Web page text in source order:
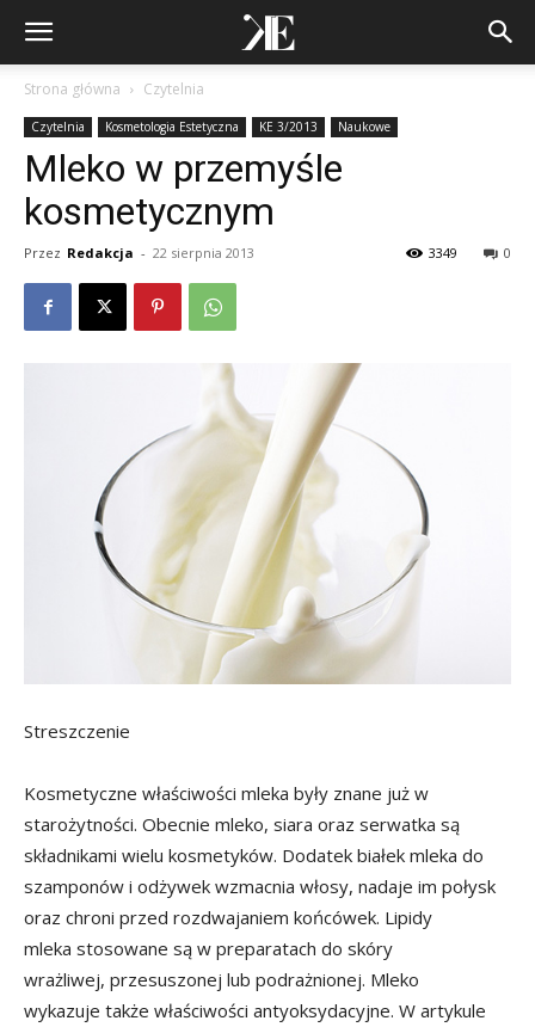
Strona główna Czytelnia
Czytelnia Kosmetologia Estetyczna KE 3/2013 Naukowe
Mleko w przemyśle
kosmetycznym
Przez Redakcja - 22 sierpnia 2013 0
3349
Streszczenie
Kosmetyczne właściwości mleka były znane już w
starożytności. Obecnie mleko, siara oraz serwatka są
składnikami wielu kosmetyków. Dodatek białek mleka do
szamponów i odżywek wzmacnia włosy, nadaje im połysk
oraz chroni przed rozdwajaniem końcówek. Lipidy
mleka stosowane są w preparatach do skóry
wrażliwej, przesuszonej lub podrażnionej. Mleko
wykazuje także właściwości antyoksydacyjne. W artykule